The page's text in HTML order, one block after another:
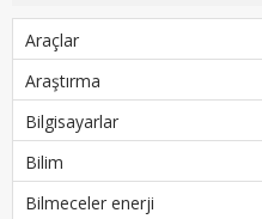
Araçlar
Araştırma
Bilgisayarlar
Bilim
Bilmeceler enerji